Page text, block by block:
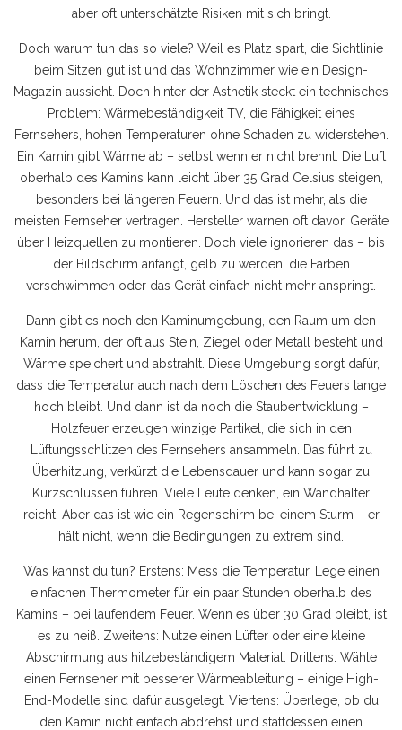
aber oft unterschätzte Risiken mit sich bringt.
Doch warum tun das so viele? Weil es Platz spart, die Sichtlinie
beim Sitzen gut ist und das Wohnzimmer wie ein Design-
Magazin aussieht. Doch hinter der Ästhetik steckt ein technisches
Problem: Wärmebeständigkeit TV, die Fähigkeit eines
Fernsehers, hohen Temperaturen ohne Schaden zu widerstehen
Ein Kamin gibt Wärme ab – selbst wenn er nicht brennt. Die Luft
oberhalb des Kamins kann leicht über 35 Grad Celsius steigen,
besonders bei längeren Feuern. Und das ist mehr, als die
meisten Fernseher vertragen. Hersteller warnen oft davor, Geräte
über Heizquellen zu montieren. Doch viele ignorieren das – bis
der Bildschirm anfängt, gelb zu werden, die Farben
verschwimmen oder das Gerät einfach nicht mehr anspringt.
Dann gibt es noch den Kaminumgebung den Raum um den
Kamin herum, der oft aus Stein, Ziegel oder Metall besteht und
Wärme speichert und abstrahlt. Diese Umgebung sorgt dafür,
dass die Temperatur auch nach dem Löschen des Feuers lange
hoch bleibt. Und dann ist da noch die Staubentwicklung –
Holzfeuer erzeugen winzige Partikel, die sich in den
Lüftungsschlitzen des Fernsehers ansammeln. Das führt zu
Überhitzung, verkürzt die Lebensdauer und kann sogar zu
Kurzschlüssen führen. Viele Leute denken, ein Wandhalter
reicht. Aber das ist wie ein Regenschirm bei einem Sturm – er
hält nicht, wenn die Bedingungen zu extrem sind.
Was kannst du tun? Erstens: Mess die Temperatur. Lege einen
einfachen Thermometer für ein paar Stunden oberhalb des
Kamins – bei laufendem Feuer. Wenn es über 30 Grad bleibt, ist
es zu heiß. Zweitens: Nutze einen Lüfter oder eine kleine
Abschirmung aus hitzebeständigem Material. Drittens: Wähle
einen Fernseher mit besserer Wärmeableitung – einige High-
End-Modelle sind dafür ausgelegt. Viertens: Überlege, ob du
den Kamin nicht einfach abdrehst und stattdessen einen